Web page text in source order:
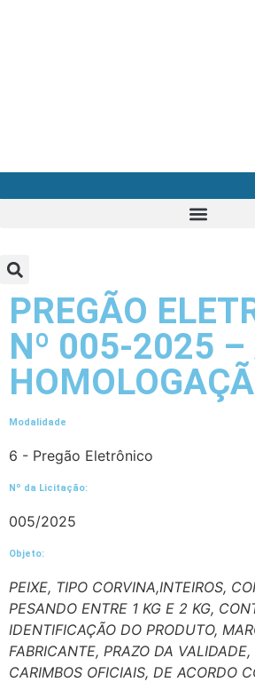
PREGÃO
Nº 005-2025 –
Modalidade
6 - Pregão Eletrônico
Nº da Licitação: ​​
005/2025
Objeto:
PEIXE, TIPO CORVINA,INTEIROS,
PESANDO ENTRE 1 KG E 2 KG,
IDENTIFICAÇÃO DO PRODUTO,
FABRICANTE, PRAZO DA
CARIMBOS OFICIAIS, DE ACORDO